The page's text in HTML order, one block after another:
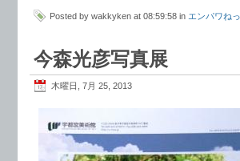
Posted by wakkyken at 08:59:58 in エンパワね
今森光彦写真展
木曜日, 7月 25, 2013